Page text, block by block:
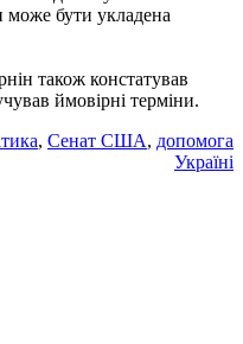
може бути укладена
також констатував
ймовірні терміни.
, Сенат США, допомога
Україні